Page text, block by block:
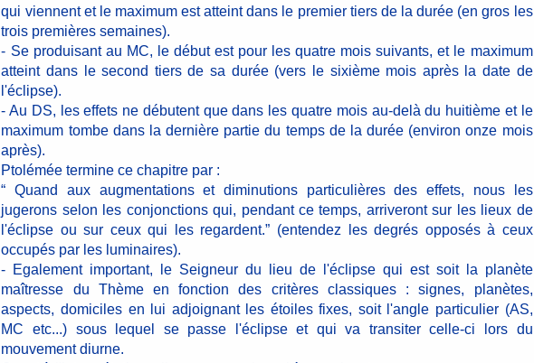
qui viennent et le maximum est atteint dans le premier tiers de la durée (en gros les
trois premières semaines).
- Se produisant au MC, le début est pour les quatre mois suivants, et le maximum
atteint dans le second tiers de sa durée (vers le sixième mois après la date de
l'éclipse).
- Au DS, les effets ne débutent que dans les quatre mois au-delà du huitième et le
maximum tombe dans la dernière partie du temps de la durée (environ onze mois
après).
Ptolémée termine ce chapitre par :
“ Quand aux augmentations et diminutions particulières des effets, nous les
jugerons selon les conjonctions qui, pendant ce temps, arriveront sur les lieux de
l'éclipse ou sur ceux qui les regardent.” (entendez les degrés opposés à ceux
occupés par les luminaires).
- Egalement important, le Seigneur du lieu de l'éclipse qui est soit la planète
maîtresse du Thème en fonction des critères classiques : signes, planètes,
aspects, domiciles en lui adjoignant les étoiles fixes, soit l'angle particulier (AS,
MC etc...) sous lequel se passe l'éclipse et qui va transiter celle-ci lors du
mouvement diurne.